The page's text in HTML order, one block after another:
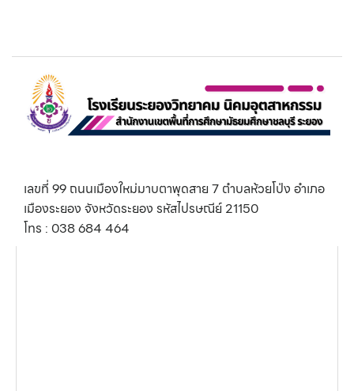
เลขที่ 99 ถนนเมืองใหม่มาบตาพุดสาย 7 ตำบลห้วยโป่ง อำเภอ
เมืองระยอง จังหวัดระยอง รหัสไปรษณีย์ 21150
โทร : 038 684 464